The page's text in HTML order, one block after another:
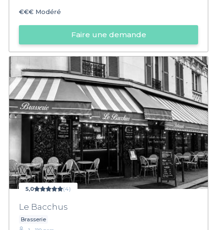
€€€ Modéré
Faire une demande
5,0 (4)
Le Bacchus
Brasserie